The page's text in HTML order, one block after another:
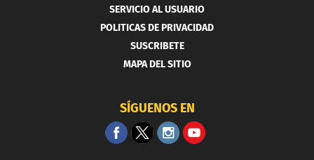
SERVICIO AL USUARIO
POLITICAS DE PRIVACIDAD
SUSCRIBETE
MAPA DEL SITIO
SÍGUENOS EN